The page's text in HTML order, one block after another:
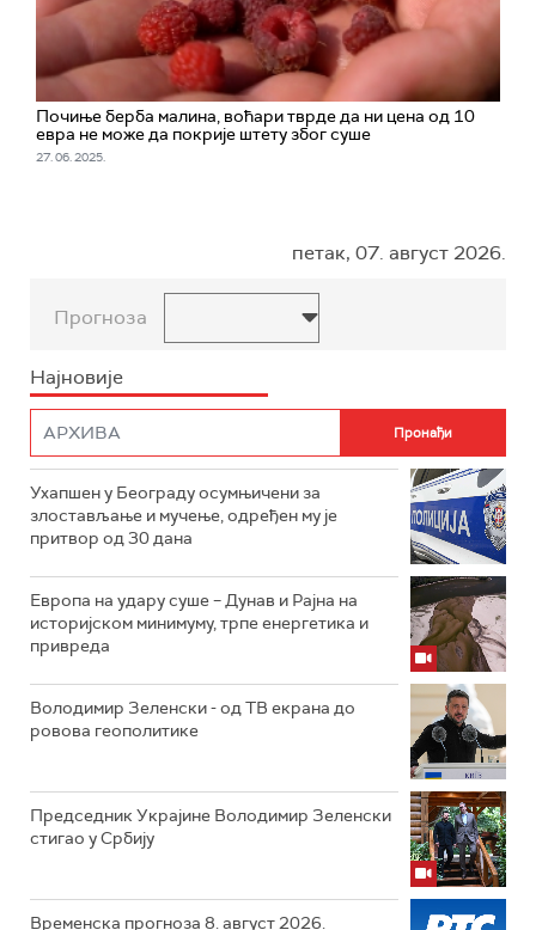
Почиње берба малина, воћари тврде да ни цена од 10
евра не може да покрије штету због суше
27. 06. 2025.
петак, 07. август 2026.
Прогноза
Најновије
Ухапшен у Београду осумњичени за
злостављање и мучење, одређен му је
притвор од 30 дана
Европа на удару суше – Дунав и Рајна на
историјском минимуму, трпе енергетика и
привреда
Володимир Зеленски - од ТВ екрана до
ровова геополитике
Председник Украјине Володимир Зеленски
стигао у Србију
Временска прогноза 8. август 2026.